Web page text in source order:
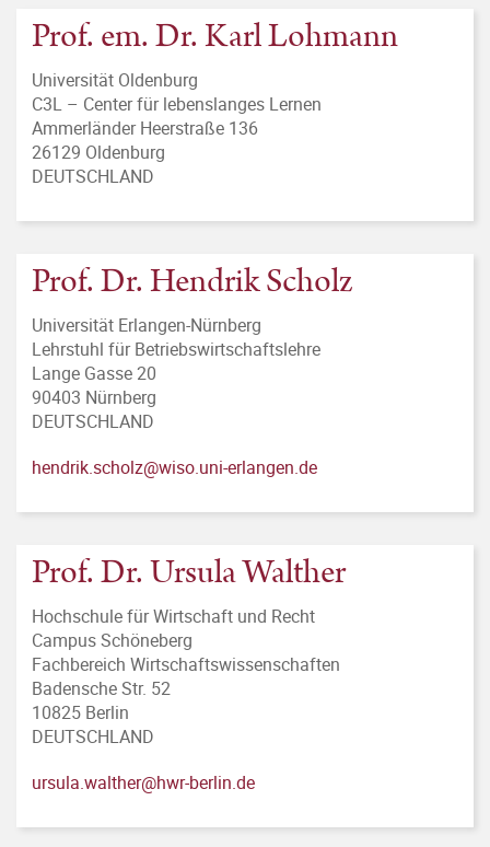
Prof. em. Dr. Karl Lohmann
Universität Oldenburg
C3L – Center für lebenslanges Lernen
Ammerländer Heerstraße 136
26129 Oldenburg
DEUTSCHLAND
Prof. Dr. Hendrik Scholz
Universität Erlangen-Nürnberg
Lehrstuhl für Betriebswirtschaftslehre
Lange Gasse 20
90403 Nürnberg
DEUTSCHLAND
hendrik.scholz@wiso.uni-erlangen.de
Prof. Dr. Ursula Walther
Hochschule für Wirtschaft und Recht
Campus Schöneberg
Fachbereich Wirtschaftswissenschaften
Badensche Str. 52
10825 Berlin
DEUTSCHLAND
ursula.walther@hwr-berlin.de